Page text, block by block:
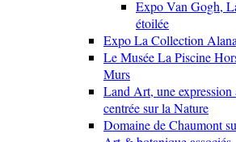
Expo Van Gogh,
étoilée
Expo La Collection
Le Musée La Piscine
Murs
Land Art, une expression
centrée sur la Nature
Domaine de Chaumont